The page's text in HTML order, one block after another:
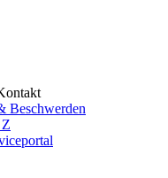
Beschwerden